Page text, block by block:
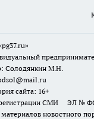
Солодянкин М.Н.
сайта: 16+
СМИ ЭЛ № ФС
новостного